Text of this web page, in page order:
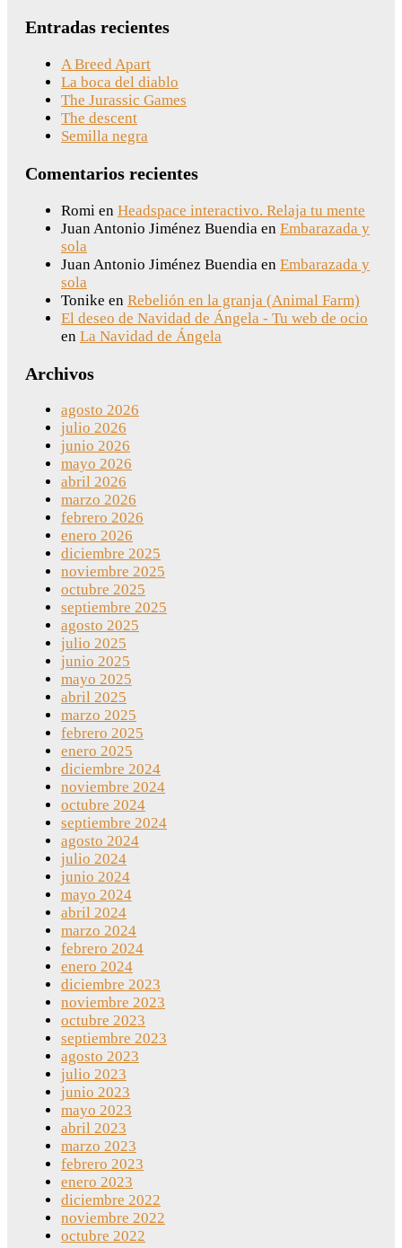
Entradas recientes
A Breed Apart
La boca del diablo
The Jurassic Games
The descent
Semilla negra
Comentarios recientes
Romi en Headspace interactivo. Relaja tu mente
Juan Antonio Jiménez Buendia en Embarazada y
sola
Juan Antonio Jiménez Buendia en Embarazada y
sola
Tonike en Rebelión en la granja (Animal Farm)
El deseo de Navidad de Ángela - Tu web de ocio
en La Navidad de Ángela
Archivos
agosto 2026
julio 2026
junio 2026
mayo 2026
abril 2026
marzo 2026
febrero 2026
enero 2026
diciembre 2025
noviembre 2025
octubre 2025
septiembre 2025
agosto 2025
julio 2025
junio 2025
mayo 2025
abril 2025
marzo 2025
febrero 2025
enero 2025
diciembre 2024
noviembre 2024
octubre 2024
septiembre 2024
agosto 2024
julio 2024
junio 2024
mayo 2024
abril 2024
marzo 2024
febrero 2024
enero 2024
diciembre 2023
noviembre 2023
octubre 2023
septiembre 2023
agosto 2023
julio 2023
junio 2023
mayo 2023
abril 2023
marzo 2023
febrero 2023
enero 2023
diciembre 2022
noviembre 2022
octubre 2022